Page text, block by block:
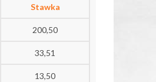
Stawka
200,50
33,51
13,50